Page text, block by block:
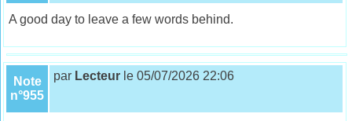
A good day to leave a few words behind.
Note
n°955
par Lecteur le 05/07/2026 22:06